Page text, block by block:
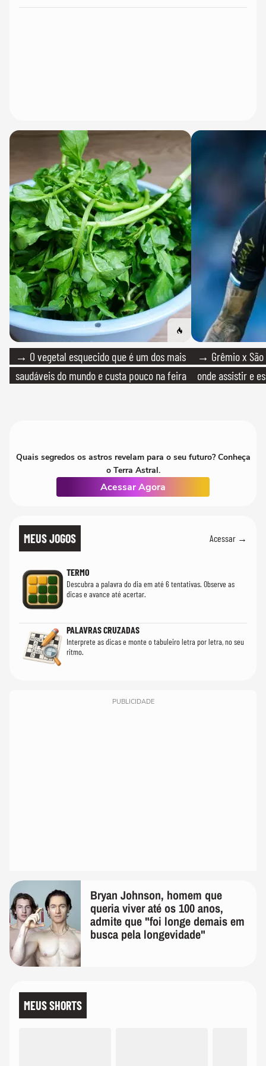
→ O vegetal esquecido que é um dos mais
saudáveis do mundo e custa pouco na feira
→ Grêmio x São
onde assistir e
Quais segredos os astros revelam para o seu futuro? Conheça
o Terra Astral.
Acessar Agora
MEUS JOGOS Acessar →
TERMO
Descubra a palavra do dia em até 6 tentativas. Observe as
dicas e avance até acertar.
PALAVRAS CRUZADAS
Interprete as dicas e monte o tabuleiro letra por letra, no seu
ritmo.
PUBLICIDADE
Bryan Johnson, homem que
queria viver até os 100 anos,
admite que "foi longe demais em
busca pela longevidade"
MEUS SHORTS